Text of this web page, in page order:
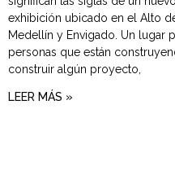
exhibición ubicado en el Alto
Medellín y Envigado. Un lugar
personas que están
construir algún proyecto,
LEER MÁS »